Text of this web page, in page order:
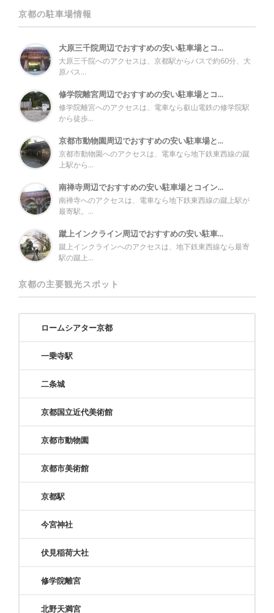
京都の駐車場情報
大原三千院周辺でおすすめの安い駐車場とコ...
大原三千院へのアクセスは、京都駅からバスで約60分、大
原バス...
修学院離宮周辺でおすすめの安い駐車場とコ...
修学院離宮へのアクセスは、電車なら叡山電鉄の修学院駅
から徒歩...
京都市動物園周辺でおすすめの安い駐車場と...
京都市動物園へのアクセスは、電車なら地下鉄東西線の蹴
上駅から...
南禅寺周辺でおすすめの安い駐車場とコイン...
南禅寺へのアクセスは、電車なら地下鉄東西線の蹴上駅が
最寄駅。...
蹴上インクライン周辺でおすすめの安い駐車...
蹴上インクラインへのアクセスは、地下鉄東西線なら最寄
駅の蹴上...
京都の主要観光スポット
ロームシアター京都
一乗寺駅
二条城
京都国立近代美術館
京都市動物園
京都市美術館
京都駅
今宮神社
伏見稲荷大社
修学院離宮
北野天満宮